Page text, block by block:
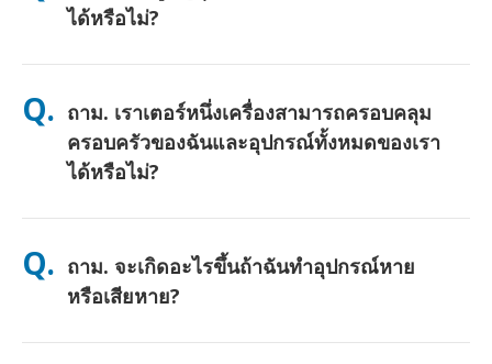
เอกสาร ไม่ต้องต่อคิวที่เคาน์เตอร์
ได้หรือไม่?
ตอบ. ได้ครับ มีบริการรับที่สนามบินในวันเดียวกัน สำหรับการจัดส่งที่
เราจะยืนยันตัวเลือกที่เร็วที่สุดสำหรับพื้นที่ของคุณ
Q. ถาม. เราเตอร์หนึ่งเครื่องสามารถครอบคลุม
ครอบครัวของฉันและอุปกรณ์ทั้งหมดของเรา
ได้หรือไม่?
ตอบ. ได้ครับ—เชื่อมต่อได้สูงสุด 10 อุปกรณ์พร้อมกัน (โทรศัพท์,
พาวเวอร์แบงค์ฟรีให้เพื่อการใช้งานตลอดทั้งวัน
Q. ถาม. จะเกิดอะไรขึ้นถ้าฉันทำอุปกรณ์หาย
หรือเสียหาย?
คุณสามารถเพิ่มประกันภัยตอนชำระเงินเพื่อคุ้มครองการสูญหายหรือ